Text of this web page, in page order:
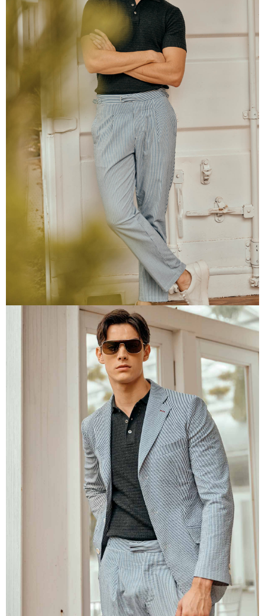
dan mendaftar sebagai ahli AFTEE boleh menikmati tempoh pembayaran
sehingga 45 hari.
Tempoh pembayaran dikira dari masa kedai meminta pembayaran anda,
ditambah dengan bilangan hari yang boleh dilanjutkan oleh AFTEE. Anda
boleh melanjutkan tempoh pembayaran anda sebelum anda menerima
pesanan. Walau bagaimanapun, tiada jaminan bahawa anda boleh
menerima pesanan anda semasa tempoh pembayaran (cth.: produk
prapesanan atau produk yang mungkin mengambil masa yang lebih
lama untuk dihantar). Oleh itu, anda dikehendaki membuat pembayaran
kepada AFTEE dalam tempoh sama ada anda menerima pesanan.
Kedua, Sekatan Pembayaran
1. Jumlah yang diperakui untuk pengguna kali pertama boleh sehingga
NT$10,000. Amaun diperakui sebenar yang diluluskan akan berdasarkan
keputusan pensijilan dan semakan oleh AFTEE.
2. Amaun perbelanjaan minimum mestilah lebih besar daripada NT$20.
3. Pada masa ini hanya tersedia untuk ahli Taiwan.
Ketiga, Syarat Perkhidmatan
Perkhidmatan AFTEE Beli Sekarang Bayar Kemudian disediakan oleh NP
Taiwan, Inc. dan AFTEE akan membuat bil kepada pengguna. AFTEE
akan menggunakan data peribadi yang dikumpul (termasuk nama
pembeli, no. telefon, nama penerima, no. telefon, alamat penerima) untuk
penggunaan perkhidmatan. Sila rujuk kepada "Penyata Pengumpulan
Data Peribadi, Pemprosesan, Penggunaan"
(https://aftee.tw/privacypolicy/
) untuk maklumat lanjut.
Jumlah yang diperakui untuk pengguna kali pertama yang lulus
kelulusan boleh sehingga NT$10,000. Jika pengguna tidak membuat
pembayaran dalam tempoh tersebut, yuran pembayaran lewat sebanyak
20% setahun akan dikenakan. Pengguna bawah umur dikehendaki
mendapatkan kebenaran daripada ibu bapa atau penjaga yang sah
untuk menggunakan AFTEE.
Sila hubungi NP Taiwan Inc. dics_tw@netprotections.co.jpjika anda
mempunyai sebarang kebimbangan mengenai pemprosesan dan
penggunaan pada data peribadi. Jika anda tidak bersetuju dengan data
peribadi yang disenaraikan seperti di atas akan dikumpul dan digunakan
oleh AFTEE, sila jangan gunakan perkhidmatan ini.